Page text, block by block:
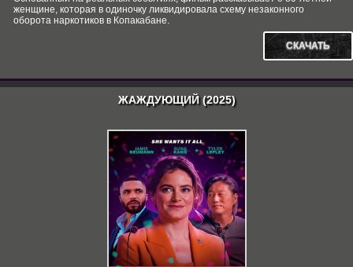
женщине, которая в одиночку ликвидировала схему незаконного
оборота наркотиков в Копакабане.
СКАЧАТЬ
ЖАЖДУЮЩИЙ (2025)